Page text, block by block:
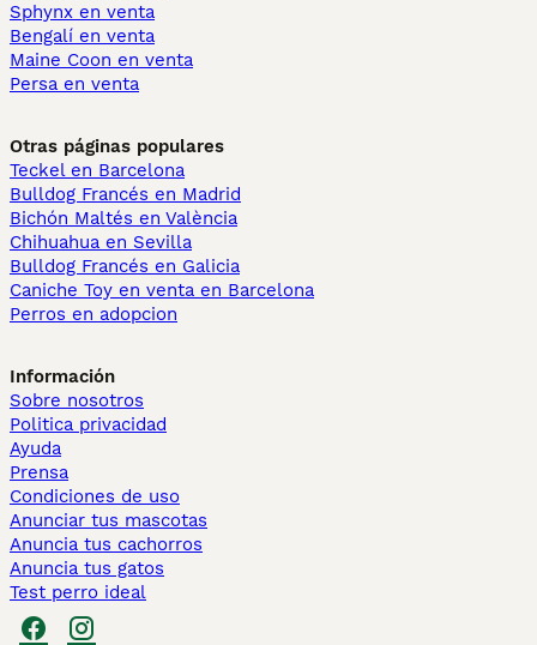
Sphynx en venta
Bengalí en venta
Maine Coon en venta
Persa en venta
Otras páginas populares
Teckel en Barcelona
Bulldog Francés en Madrid
Bichón Maltés en València
Chihuahua en Sevilla
Bulldog Francés en Galicia
Caniche Toy en venta en Barcelona
Perros en adopcion
Información
Sobre nosotros
Politica privacidad
Ayuda
Prensa
Condiciones de uso
Anunciar tus mascotas
Anuncia tus cachorros
Anuncia tus gatos
Test perro ideal